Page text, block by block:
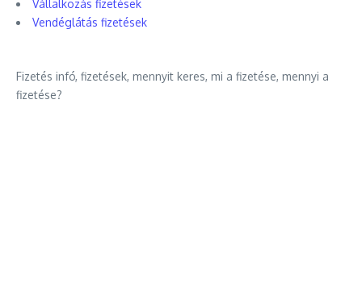
Vállalkozás fizetések
Vendéglátás fizetések
Fizetés infó, fizetések, mennyit keres, mi a fizetése, mennyi a
fizetése?